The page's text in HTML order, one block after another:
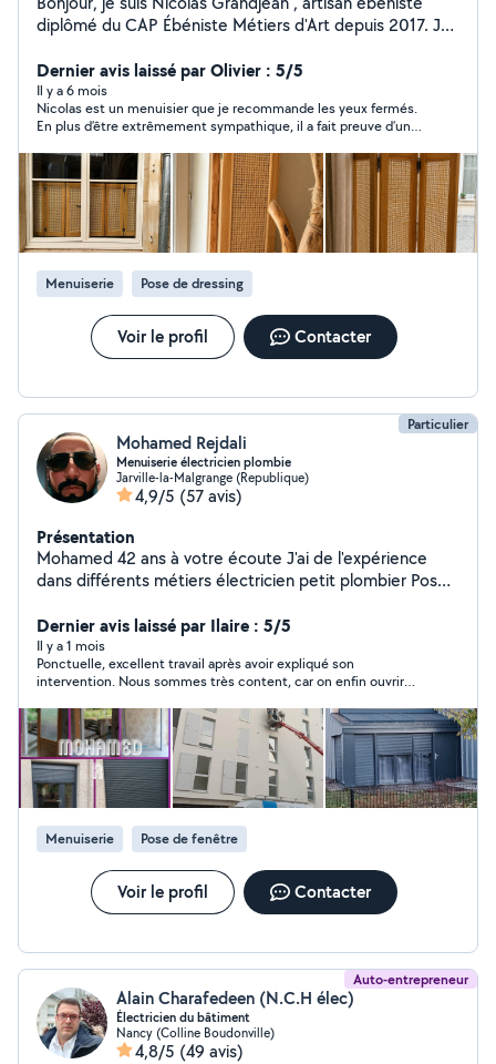
diplômé du CAP Ébéniste Métiers d'Art depuis 2017. Je
menuiserie/ébénisterie, qu'il s'agisse de créations
uniques, de rénovations ou de réparations. Je vous
accompagne pour donner vie à vos idées avec un travail
précis et soigné.
Dernier avis laissé par Olivier : 5/5
Il y a 6 mois
Nicolas est un menuisier que je recommande les yeux fermés.
En plus d’être extrêmement sympathique, il a fait preuve d’un
méticuleux et réfléchi, il a su relever un défi de taille avec brio.
La réalisation finale dépasse largement nos attentes. Un vrai
PRO, merci encore !
Menuiserie Pose de dressing
Voir le profil Contacter
Particulier
Mohamed Rejdali
Menuiserie électricien plombie
Jarville-la-Malgrange (Republique)
4,9/5 (57 avis)
Présentation
Mohamed 42 ans à votre écoute J'ai de l'expérience
dans différents métiers électricien petit plombier Pose
ITE clôture portail e portillon une première visite avant
de commencer les travaux
Dernier avis laissé par Ilaire : 5/5
Il y a 1 mois
Ponctuelle, excellent travail après avoir expliqué son
intervention. Nous sommes très content, car on enfin ouvrir
changer n'était pas celle d'origine, pourtant il a réussi. Bravo
Mohamed 👏👏👏
Menuiserie Pose de fenêtre
Voir le profil Contacter
Auto-entrepreneur
Alain Charafedeen (N.C.H élec)
Électricien du bâtiment
Nancy (Colline Boudonville)
4,8/5 (49 avis)